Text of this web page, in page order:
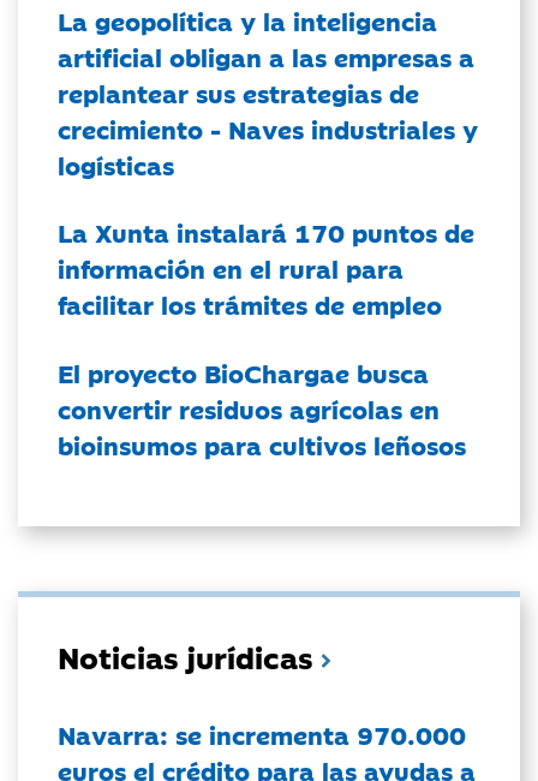
La geopolítica y la inteligencia
artificial obligan a las empresas a
replantear sus estrategias de
crecimiento - Naves industriales y
logísticas
La Xunta instalará 170 puntos de
información en el rural para
facilitar los trámites de empleo
El proyecto BioChargae busca
convertir residuos agrícolas en
bioinsumos para cultivos leñosos
Noticias jurídicas
Navarra: se incrementa 970.000
euros el crédito para las ayudas a